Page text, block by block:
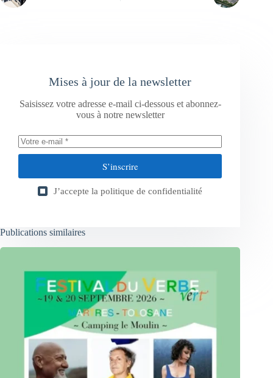
Mises à jour de la newsletter
Saisissez votre adresse e-mail ci-dessous et abonnez-
vous à notre newsletter
S’inscrire
J’accepte la politique de confidentialité
Publications similaires